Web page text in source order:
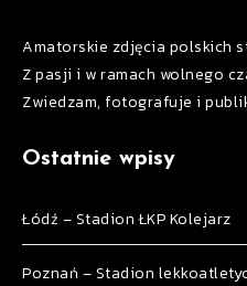
Amatorskie zdjęcia polskich
Z pasji i w ramach wolnego
Zwiedzam, fotografuje i
Ostatnie wpisy
Łódź – Stadion ŁKP Kolejarz
Poznań – Stadion